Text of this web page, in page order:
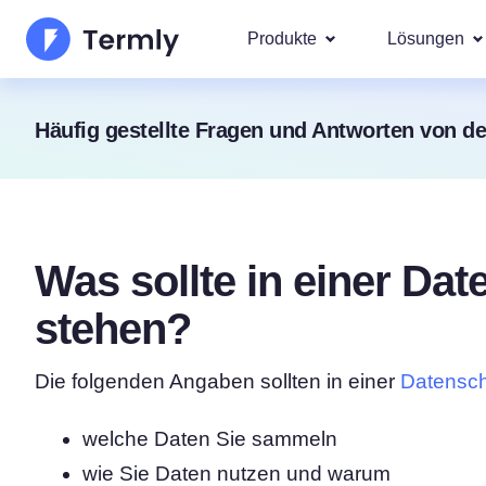
Produkte
Datenschutzerklärungs-
EULA-Generator
Versandrichtlinien-
Lösungen
Am
Unsere
Wir
Über uns
Updates und Presse
Die Produkt-
Häufig gestellte Fragen und Antworten von
Was sollte in einer
stehen?
Die folgenden Angaben sollten in einer
welche Daten Sie sammeln
wie Sie Daten nutzen und warum